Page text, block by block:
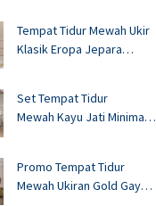
Tempat Tidur Mewah Ukir
Klasik Eropa Jepara
Set Tempat Tidur
Mewah Kayu Jati Minimalis
Promo Tempat Tidur
Mewah Ukiran Gold Gaya